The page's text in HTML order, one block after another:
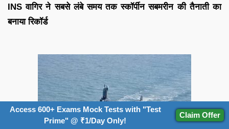
INS वागिर ने सबसे लंबे समय तक स्कॉर्पीन सबमरीन की तैनाती का
बनाया रिकॉर्ड
Access 600+ Exams Mock Tests with "Test
Prime" @ ₹1/Day Only!
Claim Offer